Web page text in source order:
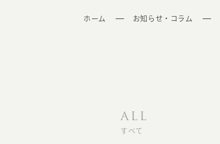
ホーム お知らせ・コラム
ALL
すべて